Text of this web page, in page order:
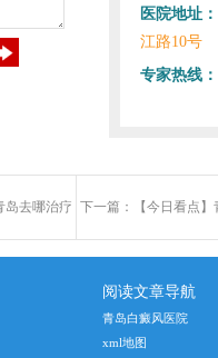
医院地址：
江路10号
专家热线：
岛去哪治疗 下一篇： 【今日看点
阅读文章导航
青岛白癜风医院
xml地图